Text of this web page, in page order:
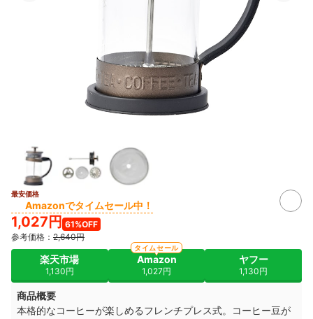
最安価格
Amazonでタイムセール中！
1,027円 61%OFF
参考価格： 2,640円
楽天市場
1,130円
Amazon
1,027円
タイムセール
ヤフー
1,130円
商品概要
本格的なコーヒーが楽しめるフレンチプレス式。コーヒー豆が